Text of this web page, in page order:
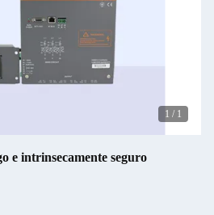
1 / 1
e intrinsecamente seguro